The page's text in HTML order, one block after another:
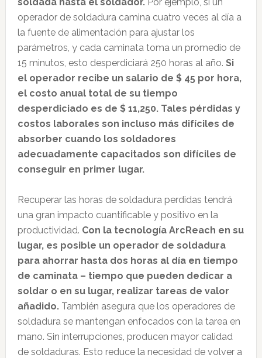
operador de soldadura camina cuatro veces al día a
la fuente de alimentación para ajustar los
parámetros, y cada caminata toma un promedio de
15 minutos, esto desperdiciará 250 horas al año. Si
el operador recibe un salario de $ 45 por hora,
el costo anual total de su tiempo
desperdiciado es de $ 11,250. Tales pérdidas y
costos laborales son incluso más difíciles de
absorber cuando los soldadores
adecuadamente capacitados son difíciles de
conseguir en primer lugar.
Recuperar las horas de soldadura perdidas tendrá
una gran impacto cuantificable y positivo en la
productividad. Con la tecnología ArcReach en su
lugar, es posible un operador de soldadura
para ahorrar hasta dos horas al día en tiempo
de caminata – tiempo que pueden dedicar a
soldar o en su lugar, realizar tareas de valor
añadido.También asegura que los operadores de
soldadura se mantengan enfocados con la tarea en
mano. Sin interrupciones, producen mayor calidad
de soldaduras. Esto reduce la necesidad de volver a